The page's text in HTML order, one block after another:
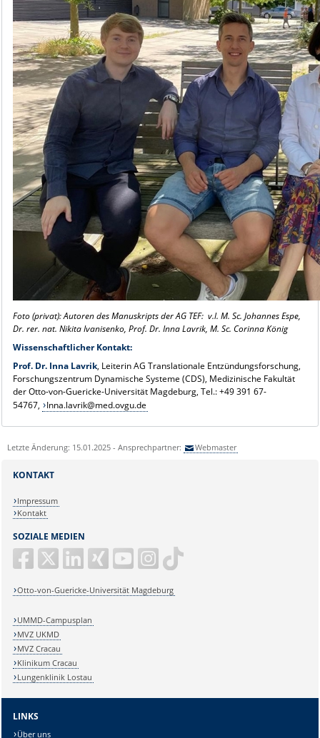
Foto (privat): Autoren des Manuskripts der AG TEF: v.l. M. Sc. Johannes Espe,
Dr. rer. nat. Nikita Ivanisenko, Prof. Dr. Inna Lavrik, M. Sc. Corinna König
Wissenschaftlicher Kontakt:
Prof. Dr. Inna Lavrik, Leiterin AG Translationale Entzündungsforschung,
Forschungszentrum Dynamische Systeme (CDS), Medizinische Fakultät
der Otto-von-Guericke-Universität Magdeburg, Tel.: +49 391 67-
54767,
Inna.lavrik@med.ovgu.de
Letzte Änderung: 15.01.2025 - Ansprechpartner: Webmaster
SOZIALE MEDIEN
Otto-von-Guericke-Universität Magdeburg
KONTAKT
Impressum
Kontakt
UMMD-Campusplan
MVZ UKMD
MVZ Cracau
Klinikum Cracau
Lungenklinik Lostau
LINKS
Über uns